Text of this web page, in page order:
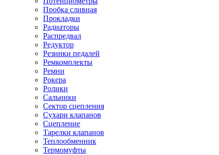
Пробка сливная
Прокладки
Радиаторы
Распредвал
Редуктор
Резинки педалей
Ремкомплекты
Ремни
Рокера
Ролики
Сальники
Сектор сцепления
Сухари клапанов
Сцепление
Тарелки клапанов
Теплообменник
Термомуфты